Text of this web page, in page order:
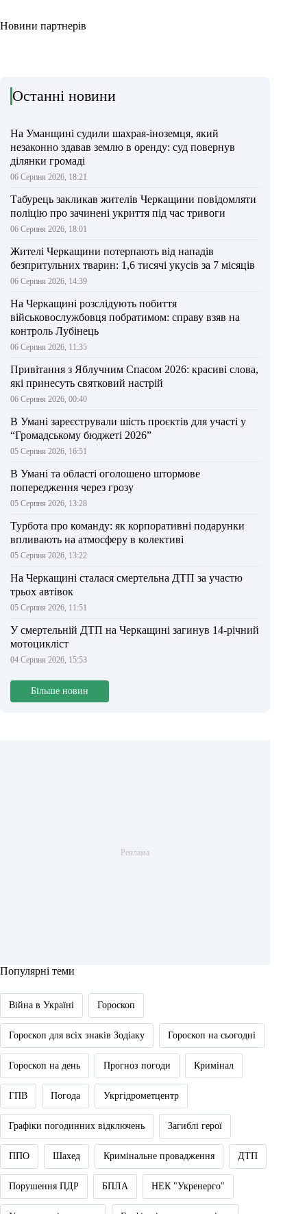
Новини партнерів
Останні новини
На Уманщині судили шахрая-іноземця, який
незаконно здавав землю в оренду: суд повернув
ділянки громаді
06 Серпня 2026, 18:21
Табурець закликав жителів Черкащини повідомляти
поліцію про зачинені укриття під час тривоги
06 Серпня 2026, 18:01
Жителі Черкащини потерпають від нападів
безпритульних тварин: 1,6 тисячі укусів за 7 місяців
06 Серпня 2026, 14:39
На Черкащині розслідують побиття
військовослужбовця побратимом: справу взяв на
контроль Лубінець
06 Серпня 2026, 11:35
Привітання з Яблучним Спасом 2026: красиві слова,
які принесуть святковий настрій
06 Серпня 2026, 00:40
В Умані зареєстрували шість проєктів для участі у
“Громадському бюджеті 2026”
05 Серпня 2026, 16:51
В Умані та області оголошено штормове
попередження через грозу
05 Серпня 2026, 13:28
Турбота про команду: як корпоративні подарунки
впливають на атмосферу в колективі
05 Серпня 2026, 13:22
На Черкащині сталася смертельна ДТП за участю
трьох автівок
05 Серпня 2026, 11:51
У смертельній ДТП на Черкащині загинув 14-річний
мотоцикліст
04 Серпня 2026, 15:53
Більше новин
Популярні теми
Війна в Україні Гороскоп
Гороскоп для всіх знаків Зодіаку Гороскоп на сьогодні
Гороскоп на день Прогноз погоди Кримінал
ГПВ Погода Укргідрометцентр
Графіки погодинних відключень Загиблі герої
ППО Шахед Кримінальне провадження ДТП
Порушення ПДР БПЛА НЕК "Укренерго"